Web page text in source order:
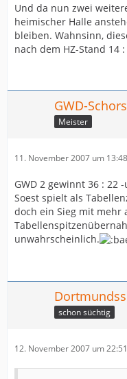
Und da nun zwei
heimischer Halle
bleiben. Wahnsinn,
nach dem HZ-Stand 14
GWD-
Meister
11. November 2007 um 13:48
GWD 2 gewinnt 36 : 22
Soest spielt als
doch ein Sieg mit mehr
unwahrscheinlich.
schon süchtig
12. November 2007 um 22:51